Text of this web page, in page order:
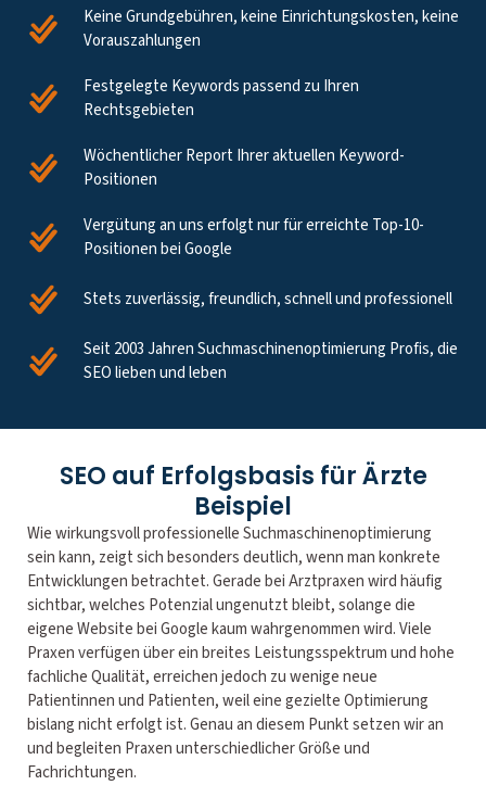
Keine Grundgebühren, keine Einrichtungskosten, keine
Vorauszahlungen
Festgelegte Keywords passend zu Ihren
Rechtsgebieten
Wöchentlicher Report Ihrer aktuellen Keyword-
Positionen
Vergütung an uns erfolgt nur für erreichte Top-10-
Positionen bei Google
Stets zuverlässig, freundlich, schnell und professionell
Seit 2003 Jahren Suchmaschinenoptimierung Profis, die
SEO lieben und leben
SEO auf Erfolgsbasis für Ärzte
Beispiel
Wie wirkungsvoll professionelle Suchmaschinenoptimierung
sein kann, zeigt sich besonders deutlich, wenn man konkrete
Entwicklungen betrachtet. Gerade bei Arztpraxen wird häufig
sichtbar, welches Potenzial ungenutzt bleibt, solange die
eigene Website bei Google kaum wahrgenommen wird. Viele
Praxen verfügen über ein breites Leistungsspektrum und hohe
fachliche Qualität, erreichen jedoch zu wenige neue
Patientinnen und Patienten, weil eine gezielte Optimierung
bislang nicht erfolgt ist. Genau an diesem Punkt setzen wir an
und begleiten Praxen unterschiedlicher Größe und
Fachrichtungen.